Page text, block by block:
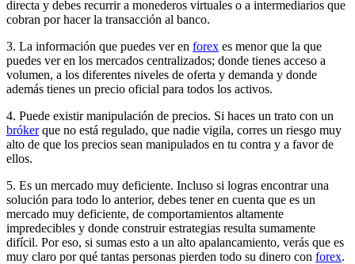
directa y debes recurrir a monederos virtuales o a intermediarios que
cobran por hacer la transacción al banco.
3. La información que puedes ver en forex es menor que la que
puedes ver en los mercados centralizados; donde tienes acceso a
volumen, a los diferentes niveles de oferta y demanda y donde
además tienes un precio oficial para todos los activos.
4. Puede existir manipulación de precios. Si haces un trato con un
brókerque no está regulado, que nadie vigila, corres un riesgo muy
alto de que los precios sean manipulados en tu contra y a favor de
ellos.
5. Es un mercado muy deficiente. Incluso si logras encontrar una
solución para todo lo anterior, debes tener en cuenta que es un
mercado muy deficiente, de comportamientos altamente
impredecibles y donde construir estrategias resulta sumamente
difícil. Por eso, si sumas esto a un alto apalancamiento, verás que es
muy claro por qué tantas personas pierden todo su dinero con forex.